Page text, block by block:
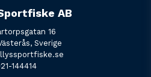
AB
16
Sverige
144414